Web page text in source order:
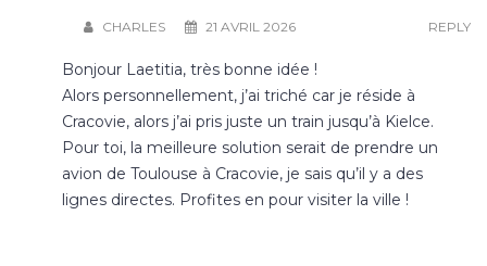
CHARLES 21 AVRIL 2026 REPLY
Bonjour Laetitia, très bonne idée !
Alors personnellement, j’ai triché car je réside à
Cracovie, alors j’ai pris juste un train jusqu’à Kielce.
Pour toi, la meilleure solution serait de prendre un
avion de Toulouse à Cracovie, je sais qu’il y a des
lignes directes. Profites en pour visiter la ville !